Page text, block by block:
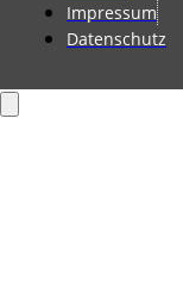
Impressum
Datenschutz